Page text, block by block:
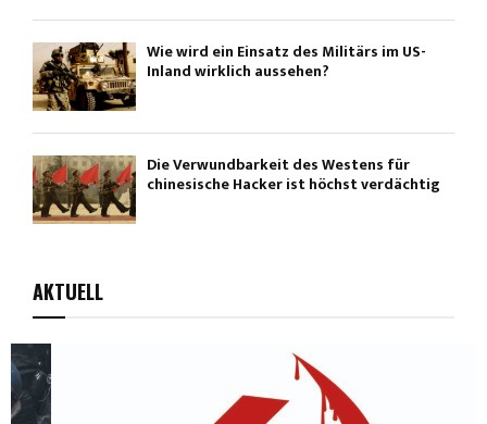
Wie wird ein Einsatz des Militärs im US-
Inland wirklich aussehen?
Die Verwundbarkeit des Westens für
chinesische Hacker ist höchst verdächtig
AKTUELL